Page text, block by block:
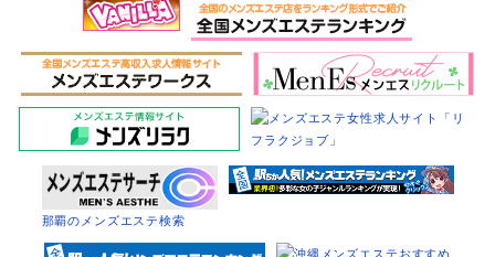
那覇のメンズエステ検索